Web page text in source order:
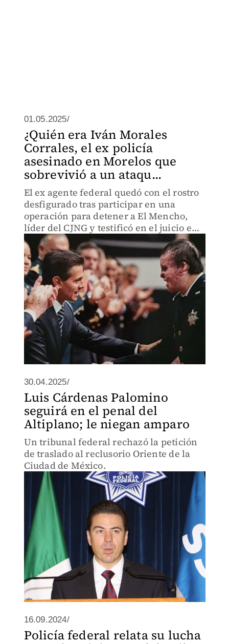
01.05.2025/
¿Quién era Iván Morales
Corrales, el ex policía
asesinado en Morelos que
sobrevivió a un ataqu...
El ex agente federal quedó con el rostro
desfigurado tras participar en una
operación para detener a El Mencho,
líder del CJNG y testificó en el juicio en
su contra.
30.04.2025/
Luis Cárdenas Palomino
seguirá en el penal del
Altiplano; le niegan amparo
Un tribunal federal rechazó la petición
de traslado al reclusorio Oriente de la
Ciudad de México.
16.09.2024/
Policía federal relata su lucha